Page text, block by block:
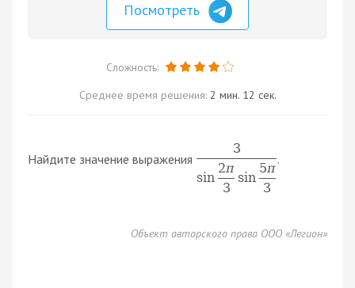
Посмотреть
Сложность:
Среднее время решения: 2 мин. 12 сек.
Найдите значение выражения
3
sin
2π
3
sin
5π
3
.
Объект авторского права ООО «Легион»